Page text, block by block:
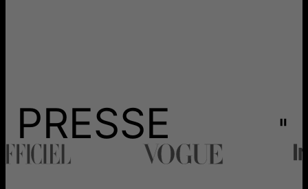
PRESSE